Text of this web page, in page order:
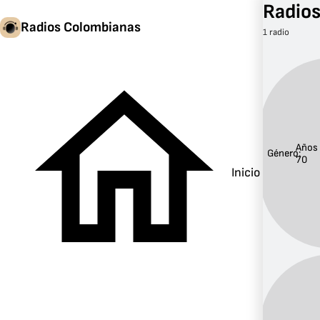
Radios Colombianas
Inicio
1 radio
Género:Años
70